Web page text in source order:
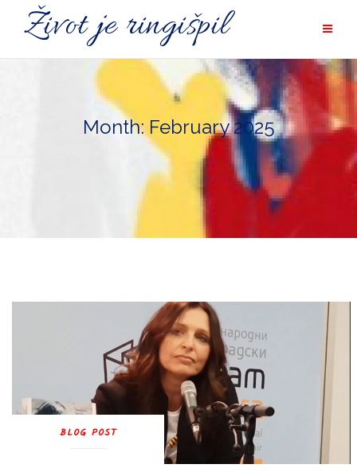
Život je ringišpil
Month: February 2025
BLOG POST